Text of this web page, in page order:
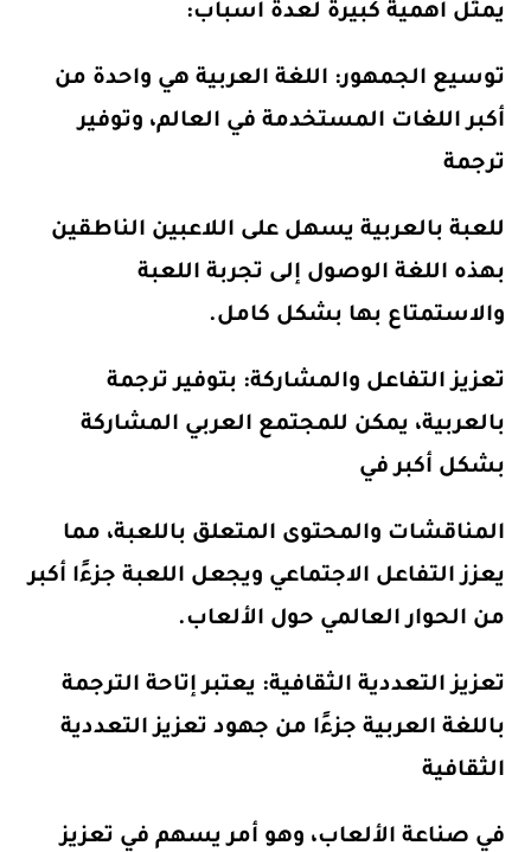
يمثل أهمية كبيرة لعدة أسباب:
توسيع الجمهور: اللغة العربية هي واحدة من
أكبر اللغات المستخدمة في العالم، وتوفير
ترجمة
للعبة بالعربية يسهل على اللاعبين الناطقين
بهذه اللغة الوصول إلى تجربة اللعبة
والاستمتاع بها بشكل كامل.
تعزيز التفاعل والمشاركة: بتوفير ترجمة
بالعربية، يمكن للمجتمع العربي المشاركة
بشكل أكبر في
المناقشات والمحتوى المتعلق باللعبة، مما
يعزز التفاعل الاجتماعي ويجعل اللعبة جزءًا أكبر
من الحوار العالمي حول الألعاب.
تعزيز التعددية الثقافية: يعتبر إتاحة الترجمة
باللغة العربية جزءًا من جهود تعزيز التعددية
الثقافية
في صناعة الألعاب، وهو أمر يسهم في تعزيز